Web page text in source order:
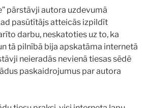
pārstāvji autora uzdevumā
pasūtītājs atteicās izpildīt
darbu, neskatoties uz to, ka
tā pilnībā bija apskatāma internetā
neieradās nevienā tiesas sēdē
paskaidrojumus par autora